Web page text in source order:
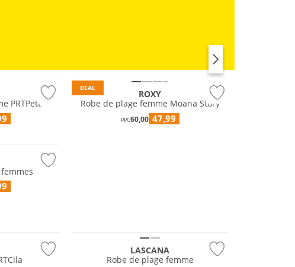
PRTPett
DEAL
ROXY
Robe de plage femme Moana Story
PPC60,00 47,99
LASCANA
Robe de plage femme